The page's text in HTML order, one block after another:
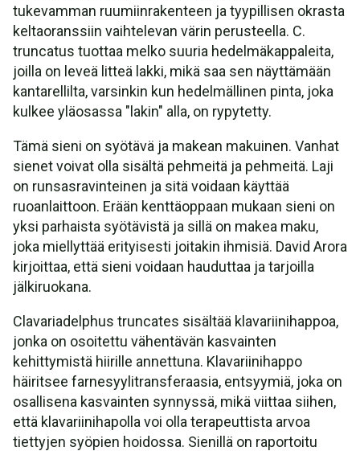
tukevamman ruumiinrakenteen ja tyypillisen okrasta
keltaoranssiin vaihtelevan värin perusteella. C.
truncatus tuottaa melko suuria hedelmäkappaleita,
joilla on leveä litteä lakki, mikä saa sen näyttämään
kantarellilta, varsinkin kun hedelmällinen pinta, joka
kulkee yläosassa "lakin" alla, on rypytetty.
Tämä sieni on syötävä ja makean makuinen. Vanhat
sienet voivat olla sisältä pehmeitä ja pehmeitä. Laji
on runsasravinteinen ja sitä voidaan käyttää
ruoanlaittoon. Erään kenttäoppaan mukaan sieni on
yksi parhaista syötävistä ja sillä on makea maku,
joka miellyttää erityisesti joitakin ihmisiä. David Arora
kirjoittaa, että sieni voidaan hauduttaa ja tarjoilla
jälkiruokana.
Clavariadelphus truncates sisältää klavariinihappoa,
jonka on osoitettu vähentävän kasvainten
kehittymistä hiirille annettuna. Klavariinihappo
häiritsee farnesyylitransferaasia, entsyymiä, joka on
osallisena kasvainten synnyssä, mikä viittaa siihen,
että klavariinihapolla voi olla terapeuttista arvoa
tiettyjen syöpien hoidossa. Sienillä on raportoitu